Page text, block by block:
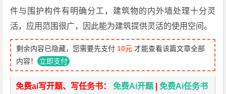
件与围护构件有明确分工，建筑物的内外墙处理十分灵
活，应用范围很广，因此能为建筑提供灵活的使用空间。
剩余内容已隐藏，您需要先支付 10元 才能查看该篇文章全部
内容！ 立即支付
免费ai写开题、写任务书：免费Ai开题 |免费Ai任务书